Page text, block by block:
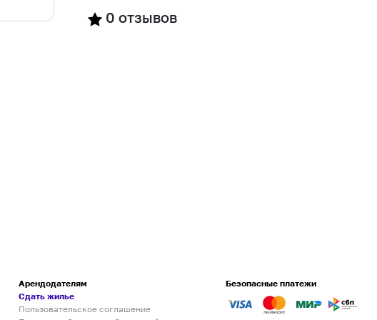
0 отзывов
Арендодателям
Сдать жилье
Пользовательское соглашение
Безопасные платежи